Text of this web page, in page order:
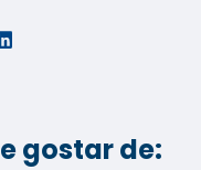
gostar de: